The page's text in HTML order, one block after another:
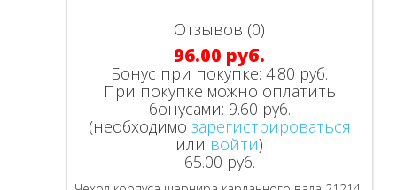
Отзывов (0)
96.00 руб.
Бонус при покупке:4.80 руб.
При покупке можно оплатить
бонусами: 9.60 руб.
(необходимо зарегистрироваться
или войти)
65.00 руб.